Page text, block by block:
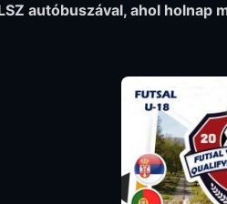
autóbuszával, ahol holnap